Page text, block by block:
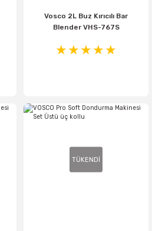
Vosco 2L Buz Kırıcılı Bar
Blender VHS-767S
TÜKENDİ